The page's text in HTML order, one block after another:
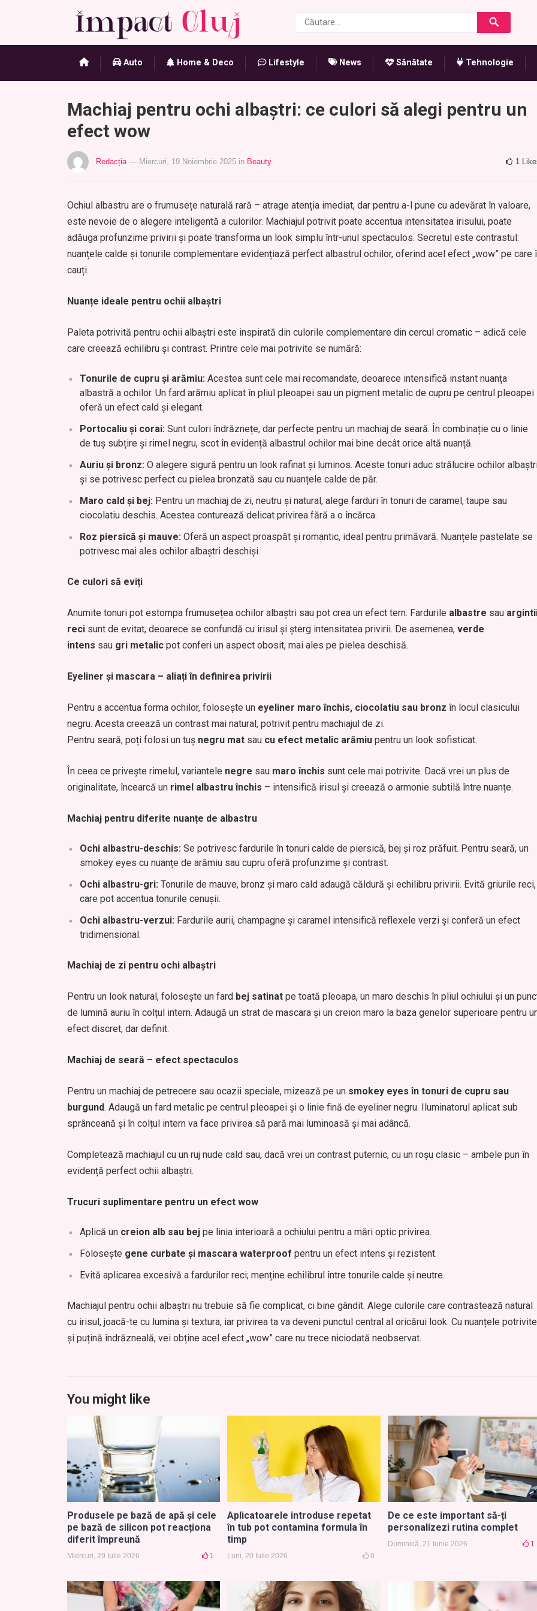
Auto Home & Deco Lifestyle News Sănătate Tehnologie
Machiaj pentru ochi albaștri: ce culori să alegi pentru un
efect wow
Redacția — Miercuri, 19 Noiembrie 2025 in Beauty 1
Ochiul albastru are o frumusețe naturală rară – atrage atenția imediat, dar pentru a-l pune cu adevărat în valoare,
este nevoie de o alegere inteligentă a culorilor. Machiajul potrivit poate accentua intensitatea irisului, poate
adăuga profunzime privirii și poate transforma un look simplu într-unul spectaculos. Secretul este contrastul:
nuanțele calde și tonurile complementare evidențiază perfect albastrul ochilor, oferind acel efect „wow” pe care
cauți.
Nuanțe ideale pentru ochii albaștri
Paleta potrivită pentru ochii albaștri este inspirată din culorile complementare din cercul cromatic – adică cele
care creează echilibru și contrast. Printre cele mai potrivite se numără:
Tonurile de cupru și arămiu: Acestea sunt cele mai recomandate, deoarece intensifică instant nuanța
albastră a ochilor. Un fard arămiu aplicat în pliul pleoapei sau un pigment metalic de cupru pe centrul pleoapei
oferă un efect cald și elegant.
Portocaliu și corai: Sunt culori îndrăznețe, dar perfecte pentru un machiaj de seară. În combinație cu o linie
de tuș subțire și rimel negru, scot în evidență albastrul ochilor mai bine decât orice altă nuanță.
Auriu și bronz: O alegere sigură pentru un look rafinat și luminos. Aceste tonuri aduc strălucire ochilor
și se potrivesc perfect cu pielea bronzată sau cu nuanțele calde de păr.
Maro cald și bej: Pentru un machiaj de zi, neutru și natural, alege farduri în tonuri de caramel, taupe sau
ciocolatiu deschis. Acestea conturează delicat privirea fără a o încărca.
Roz piersică și mauve: Oferă un aspect proaspăt și romantic, ideal pentru primăvară. Nuanțele pastelate se
potrivesc mai ales ochilor albaștri deschiși.
Ce culori să eviți
Anumite tonuri pot estompa frumusețea ochilor albaștri sau pot crea un efect tern. Fardurile albastre sau
reci sunt de evitat, deoarece se confundă cu irisul și șterg intensitatea privirii. De asemenea, verde
intens sau gri metalic pot conferi un aspect obosit, mai ales pe pielea deschisă.
Eyeliner și mascara – aliați în definirea privirii
Pentru a accentua forma ochilor, folosește un eyeliner maro închis, ciocolatiu sau bronz în locul clasicului
negru. Acesta creează un contrast mai natural, potrivit pentru machiajul de zi.
Pentru seară, poți folosi un tuș negru mat sau cu efect metalic arămiu pentru un look sofisticat.
În ceea ce privește rimelul, variantele negre sau maro închis sunt cele mai potrivite. Dacă vrei un plus de
originalitate, încearcă un rimel albastru închis – intensifică irisul și creează o armonie subtilă între nuanțe.
Machiaj pentru diferite nuanțe de albastru
Ochi albastru-deschis: Se potrivesc fardurile în tonuri calde de piersică, bej și roz prăfuit. Pentru seară, un
smokey eyes cu nuanțe de arămiu sau cupru oferă profunzime și contrast.
Ochi albastru-gri: Tonurile de mauve, bronz și maro cald adaugă căldură și echilibru privirii. Evită griurile reci,
care pot accentua tonurile cenușii.
Ochi albastru-verzui: Fardurile aurii, champagne și caramel intensifică reflexele verzi și conferă un efect
tridimensional.
Machiaj de zi pentru ochi albaștri
Pentru un look natural, folosește un fard bej satinat pe toată pleoapa, un maro deschis în pliul ochiului și un
de lumină auriu în colțul intern. Adaugă un strat de mascara și un creion maro la baza genelor superioare pentru
efect discret, dar definit.
Machiaj de seară – efect spectaculos
Pentru un machiaj de petrecere sau ocazii speciale, mizează pe un smokey eyes în tonuri de cupru sau
burgund. Adaugă un fard metalic pe centrul pleoapei și o linie fină de eyeliner negru. Iluminatorul aplicat sub
sprânceană și în colțul intern va face privirea să pară mai luminoasă și mai adâncă.
Completează machiajul cu un ruj nude cald sau, dacă vrei un contrast puternic, cu un roșu clasic – ambele pun în
evidență perfect ochii albaștri.
Trucuri suplimentare pentru un efect wow
Aplică un creion alb sau bej pe linia interioară a ochiului pentru a mări optic privirea.
Folosește gene curbate și mascara waterproof pentru un efect intens și rezistent.
Evită aplicarea excesivă a fardurilor reci; menține echilibrul între tonurile calde și neutre.
Machiajul pentru ochii albaștri nu trebuie să fie complicat, ci bine gândit. Alege culorile care contrastează natural
cu irisul, joacă-te cu lumina și textura, iar privirea ta va deveni punctul central al oricărui look. Cu nuanțele potrivite
și puțină îndrăzneală, vei obține acel efect „wow” care nu trece niciodată neobservat.
You might like
Produsele pe bază de apă și cele
pe bază de silicon pot reacționa
diferit împreună
Miercuri, 29 Iulie 2026 1
Aplicatoarele introduse repetat
în tub pot contamina formula în
timp
Luni, 20 Iulie 2026 0
De ce este important să-ți
personalizezi rutina complet
Duminică, 21 Iunie 2026 1